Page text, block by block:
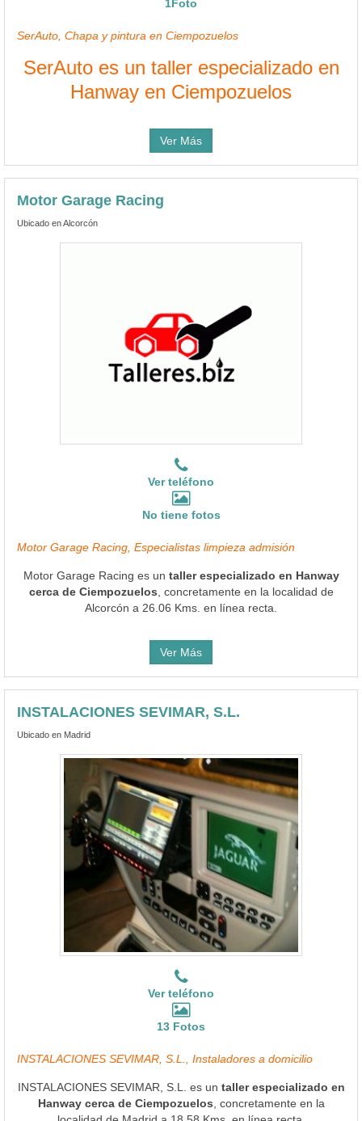
1Foto
SerAuto, Chapa y pintura en Ciempozuelos
SerAuto es un taller especializado en
Hanway en Ciempozuelos
Ver Más
Motor Garage Racing
Ubicado en Alcorcón
Ver teléfono
No tiene fotos
Motor Garage Racing, Especialistas limpieza admisión
Motor Garage Racing es un taller especializado en Hanway
cerca de Ciempozuelos , concretamente en la localidad de
Alcorcón a 26.06 Kms. en línea recta.
Ver Más
INSTALACIONES SEVIMAR, S.L.
Ubicado en Madrid
Ver teléfono
13 Fotos
INSTALACIONES SEVIMAR, S.L., Instaladores a domicilio
INSTALACIONES SEVIMAR, S.L. es un taller especializado en
Hanway cerca de Ciempozuelos , concretamente en la